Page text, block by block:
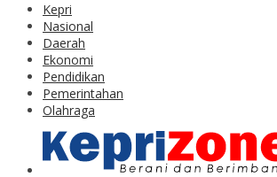
Kepri
Nasional
Daerah
Ekonomi
Pendidikan
Pemerintahan
Olahraga